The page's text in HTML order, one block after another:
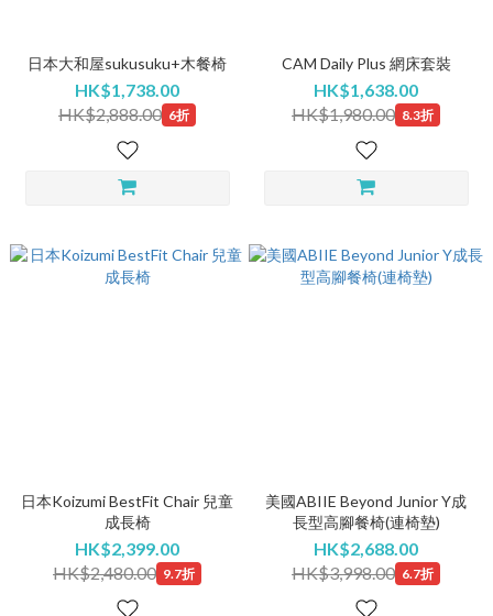
日本大和屋sukusuku+木餐椅
HK$1,738.00
HK$2,888.00 6折
CAM Daily Plus 網床套裝
HK$1,638.00
HK$1,980.00 8.3折
日本Koizumi BestFit Chair 兒童
成長椅
HK$2,399.00
HK$2,480.00 9.7折
美國ABIIE Beyond Junior Y成
長型高腳餐椅(連椅墊)
HK$2,688.00
HK$3,998.00 6.7折